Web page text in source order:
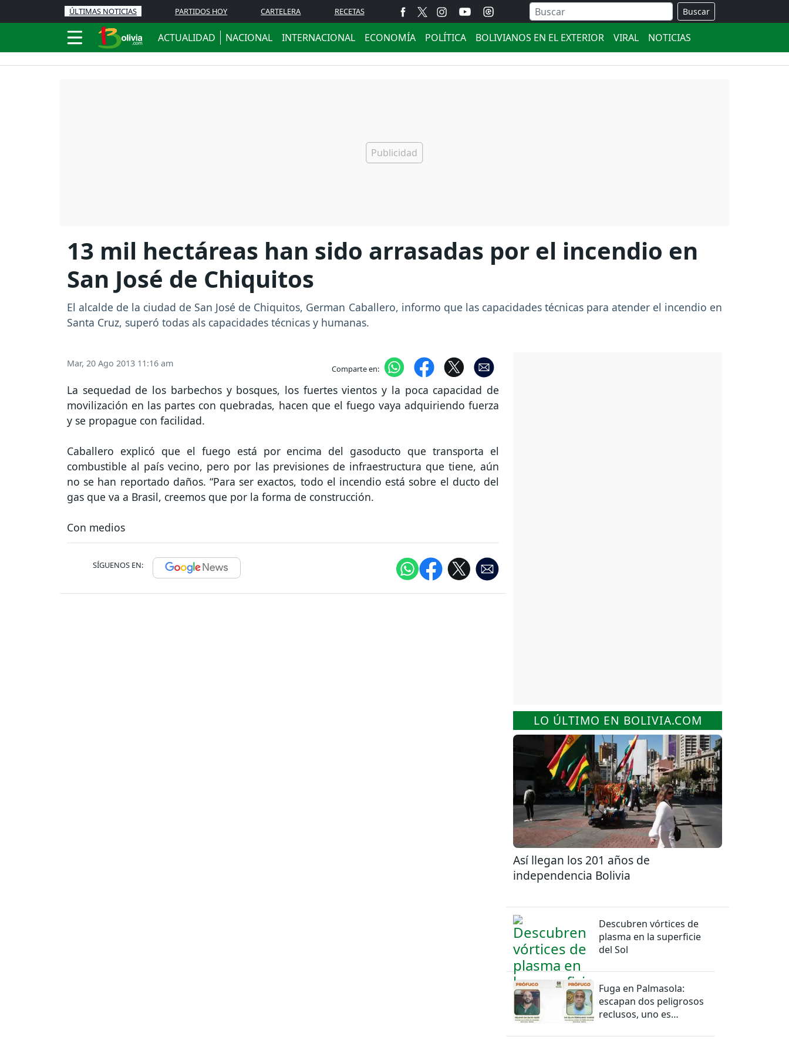
ÚLTIMAS NOTICIAS PARTIDOS HOY CARTELERA RECETAS Buscar
ACTUALIDAD NACIONAL INTERNACIONAL ECONOMÍA POLÍTICA BOLIVIANOS EN EL EXTERIOR VIRAL NOTICIAS
13 mil hectáreas han sido arrasadas por el incendio en
San José de Chiquitos
El alcalde de la ciudad de San José de Chiquitos, German Caballero, informo que las capacidades técnicas para atender el incendio en
Santa Cruz, superó todas als capacidades técnicas y humanas.
Mar, 20 Ago 2013 11:16 am Comparte en:
La sequedad de los barbechos y bosques, los fuertes vientos y la poca capacidad de
movilización en las partes con quebradas, hacen que el fuego vaya adquiriendo fuerza
y se propague con facilidad.
Caballero explicó que el fuego está por encima del gasoducto que transporta el
combustible al país vecino, pero por las previsiones de infraestructura que tiene, aún
no se han reportado daños. “Para ser exactos, todo el incendio está sobre el ducto del
gas que va a Brasil, creemos que por la forma de construcción.
Con medios
SÍGUENOS EN:
LO ÚLTIMO EN BOLIVIA.COM
Así llegan los 201 años de
independencia Bolivia
Descubren vórtices de
plasma en la superficie
del Sol
Fuga en Palmasola:
escapan dos peligrosos
reclusos, uno es